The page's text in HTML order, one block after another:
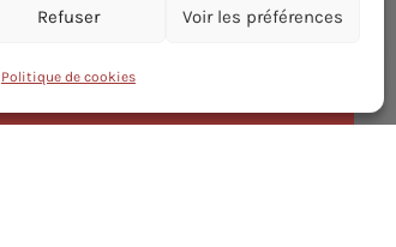
Refuser Voir les préférences
Politique de cookies